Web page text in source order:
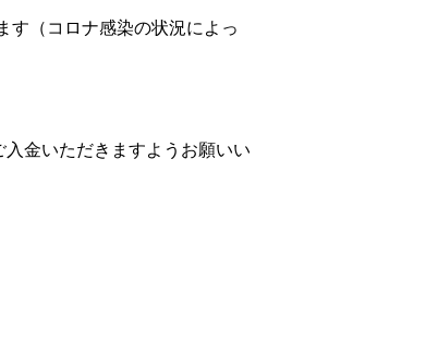
す（コロナ感染の状況によっ
金いただきますようお願いい